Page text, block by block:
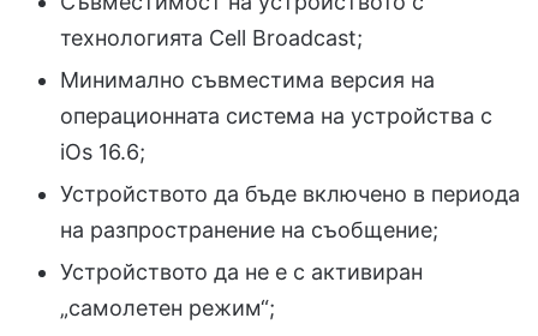
технологията Cell Broadcast;
Минимално съвместима версия на
операционната система на устройства с
iOs 16.6;
Устройството да бъде включено в периода
на разпространение на съобщение;
Устройството да не е с активиран
„самолетен режим“;